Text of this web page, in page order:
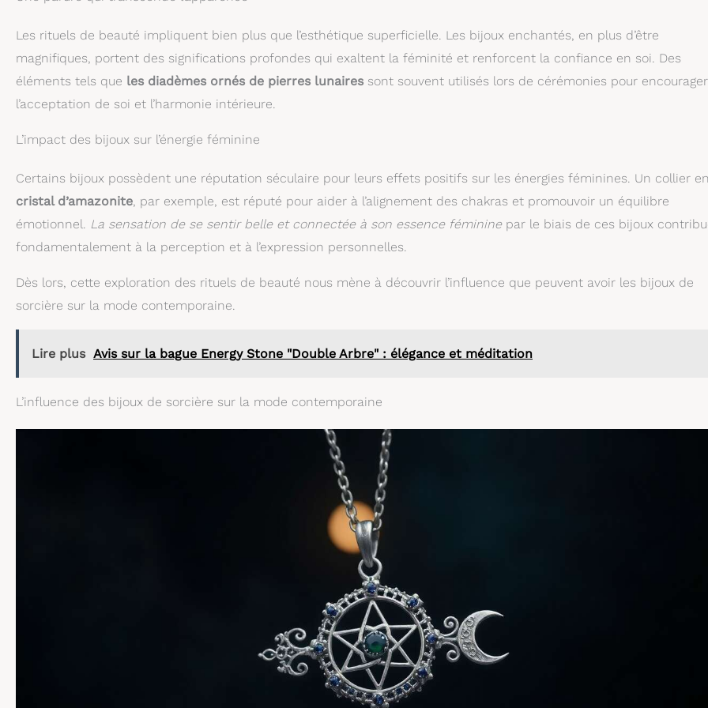
Les rituels de beauté impliquent bien plus que l’esthétique superficielle. Les bijoux enchantés, en plus d’être
magnifiques, portent des significations profondes qui exaltent la féminité et renforcent la confiance en soi. Des
éléments tels que les diadèmes ornés de pierres lunaires sont souvent utilisés lors de cérémonies pour encourager
l’acceptation de soi et l’harmonie intérieure.
L’impact des bijoux sur l’énergie féminine
Certains bijoux possèdent une réputation séculaire pour leurs effets positifs sur les énergies féminines. Un collier
cristal d’amazonite, par exemple, est réputé pour aider à l’alignement des chakras et promouvoir un équilibre
émotionnel. La sensation de se sentir belle et connectée à son essence fémininepar le biais de ces bijoux
fondamentalement à la perception et à l’expression personnelles.
Dès lors, cette exploration des rituels de beauté nous mène à découvrir l’influence que peuvent avoir les bijoux de
sorcière sur la mode contemporaine.
Lire plus Avis sur la bague Energy Stone "Double Arbre" : élégance et méditation
L’influence des bijoux de sorcière sur la mode contemporaine